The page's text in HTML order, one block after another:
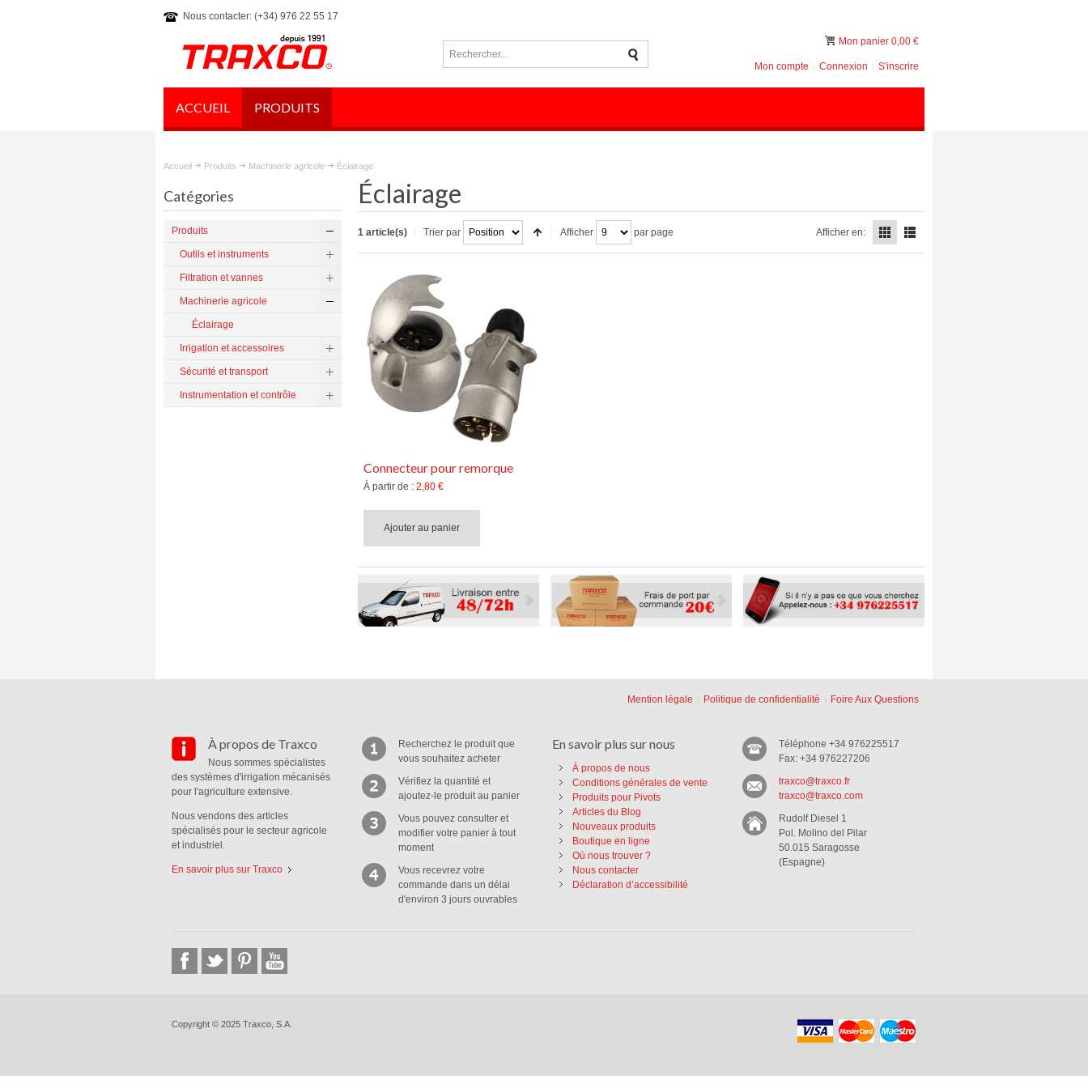
Nous contacter: (+34) 976 22 55 17
Mon panier 0,00 €
S'inscrire
Mon compte Connexion
ACCUEIL PRODUITS
Accueil Produits Machinerie agricole Éclairage
Éclairage
1 article(s) Trier par Afficher par page Afficher en:
Connecteur pour remorque
À partir de : 2,80 €
Ajouter au panier
Catégories
Produits
Outils et instruments
Filtration et vannes
Machinerie agricole
Éclairage
Irrigation et accessoires
Sécurité et transport
Instrumentation et contrôle
Mention légale Politique de confidentialité Foire Aux Questions
À propos de Traxco
Nous sommes spécialistes
des systèmes d'irrigation mécanisés
pour l'agriculture extensive.
Nous vendons des articles
spécialisés pour le secteur agricole
et industriel.
En savoir plus sur Traxco
Recherchez le produit que
vous souhaitez acheter
Vérifiez la quantité et
ajoutez-le produit au panier
Vous pouvez consulter et
modifier votre panier à tout
moment
Vous recevrez votre
commande dans un délai
d'environ 3 jours ouvrables
En savoir plus sur nous
À propos de nous
Conditions générales de vente
Produits pour Pivots
Articles du Blog
Nouveaux produits
Boutique en ligne
Où nous trouver ?
Nous contacter
Déclaration d’accessibilité
Téléphone +34 976225517
Fax: +34 976227206
traxco@traxco.fr
traxco@traxco.com
Rudolf Diesel 1
Pol. Molino del Pilar
50.015 Saragosse
(Espagne)
Copyright © 2025 Traxco, S.A.